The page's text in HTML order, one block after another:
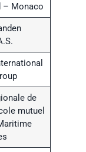
– Monaco
de
mutuel